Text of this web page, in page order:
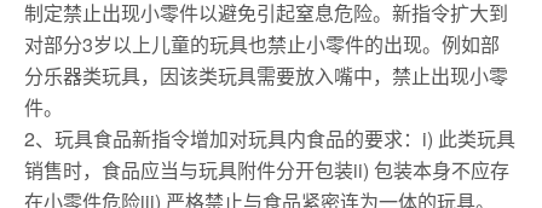
制定禁止出现小零件以避免引起窒息危险。新指令扩大到
对部分3岁以上儿童的玩具也禁止小零件的出现。例如部
分乐器类玩具，因该类玩具需要放入嘴中，禁止出现小零
件。
2、玩具食品新指令增加对玩具内食品的要求：i) 此类玩具
销售时，食品应当与玩具附件分开包装ii) 包装本身不应存
在小零件危险iii) 严格禁止与食品紧密连为一体的玩具。